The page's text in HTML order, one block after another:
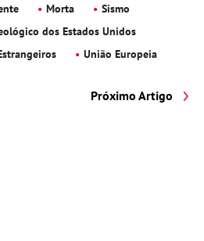
Morta
Sismo
dos Estados Unidos
União Europeia
Próximo Artigo